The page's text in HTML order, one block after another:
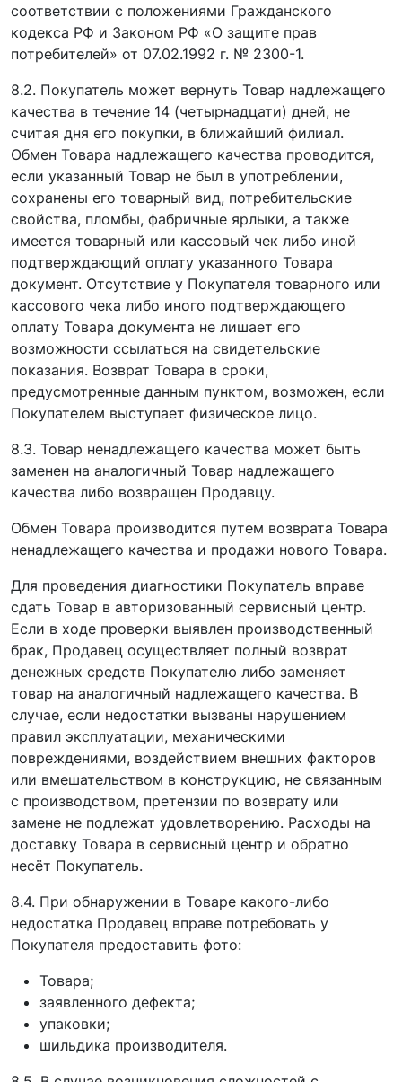
соответствии с положениями Гражданского
кодекса РФ и Законом РФ «О защите прав
потребителей» от 07.02.1992 г. № 2300-1.
8.2. Покупатель может вернуть Товар надлежащего
качества в течение 14 (четырнадцати) дней, не
считая дня его покупки, в ближайший филиал.
Обмен Товара надлежащего качества проводится,
если указанный Товар не был в употреблении,
сохранены его товарный вид, потребительские
свойства, пломбы, фабричные ярлыки, а также
имеется товарный или кассовый чек либо иной
подтверждающий оплату указанного Товара
документ. Отсутствие у Покупателя товарного или
кассового чека либо иного подтверждающего
оплату Товара документа не лишает его
возможности ссылаться на свидетельские
показания. Возврат Товара в сроки,
предусмотренные данным пунктом, возможен, если
Покупателем выступает физическое лицо.
8.3. Товар ненадлежащего качества может быть
заменен на аналогичный Товар надлежащего
качества либо возвращен Продавцу.
Обмен Товара производится путем возврата Товара
ненадлежащего качества и продажи нового Товара.
Для проведения диагностики Покупатель вправе
сдать Товар в авторизованный сервисный центр.
Если в ходе проверки выявлен производственный
брак, Продавец осуществляет полный возврат
денежных средств Покупателю либо заменяет
товар на аналогичный надлежащего качества. В
случае, если недостатки вызваны нарушением
правил эксплуатации, механическими
повреждениями, воздействием внешних факторов
или вмешательством в конструкцию, не связанным
с производством, претензии по возврату или
замене не подлежат удовлетворению. Расходы на
доставку Товара в сервисный центр и обратно
несёт Покупатель.
8.4. При обнаружении в Товаре какого-либо
недостатка Продавец вправе потребовать у
Покупателя предоставить фото:
Товара;
заявленного дефекта;
упаковки;
шильдика производителя.